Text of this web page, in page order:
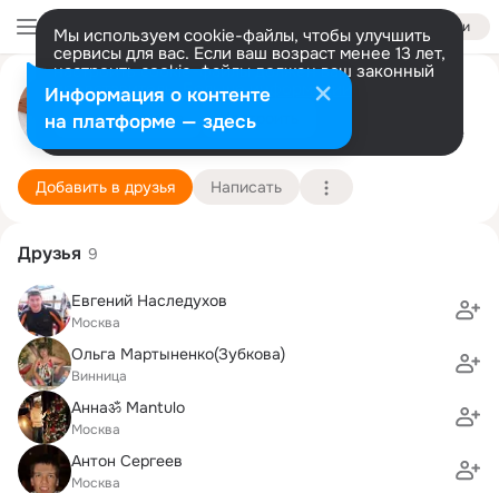
Войти
Мы используем cookie-файлы, чтобы улучшить
сервисы для вас. Если ваш возраст менее 13 лет,
настроить cookie-файлы должен ваш законный
представитель. Больше информации
Разрешить все Настроить
Юрий Сергеев
Москва 12 апреля (64 года) Подробнее
Добавить в друзья Написать
Друзья 9
Евгений Наследухов
Москва
Ольга Мартыненко(Зубкова)
Винница
Аннаॐ Mantulo
Москва
Антон Сергеев
Москва
Информация о контенте
на платформе — здесь